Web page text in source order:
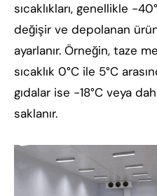
sıcaklıkları, genellikle -
değişir ve depolanan
ayarlanır. Örneğin, taze
sıcaklık 0°C ile 5°C
gıdalar ise -18°C veya
saklanır.